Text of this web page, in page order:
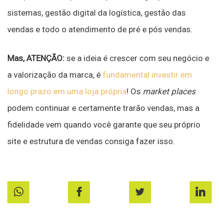
sistemas, gestão digital da logística, gestão das
vendas e todo o atendimento de pré e pós vendas.
Mas, ATENÇÃO: se a ideia é crescer com seu negócio e
a valorização da marca, é fundamental investir em
longo prazo em uma loja própria! Os market places
podem continuar e certamente trarão vendas, mas a
fidelidade vem quando você garante que seu próprio
site e estrutura de vendas consiga fazer isso.